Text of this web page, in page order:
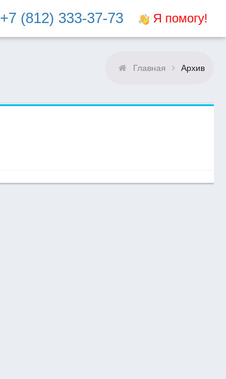
+7 (812) 333-37-73 Я помогу!
Главная Архив